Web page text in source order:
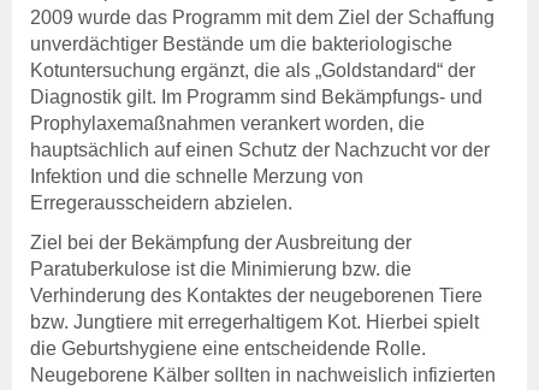
Beihilfen & Leistungen
Kontakt
Veranstaltungen
Schweinegesundheit
Veröffentlichungen
Beihilfen & Leistungen
Kontakt
Geflügelgesundheit
Veröffentlichungen
Beihilfen & Leistungen
Kontakt
2009 wurde das Programm mit dem Ziel der Schaffung
unverdächtiger Bestände um die bakteriologische
Kotuntersuchung ergänzt, die als „Goldstandard“ der
Diagnostik gilt. Im Programm sind Bekämpfungs- und
Prophylaxemaßnahmen verankert worden, die
hauptsächlich auf einen Schutz der Nachzucht vor der
Infektion und die schnelle Merzung von
Erregerausscheidern abzielen.
Ziel bei der Bekämpfung der Ausbreitung der
Paratuberkulose ist die Minimierung bzw. die
Verhinderung des Kontaktes der neugeborenen Tiere
bzw. Jungtiere mit erregerhaltigem Kot. Hierbei spielt
die Geburtshygiene eine entscheidende Rolle.
Neugeborene Kälber sollten in nachweislich infizierten